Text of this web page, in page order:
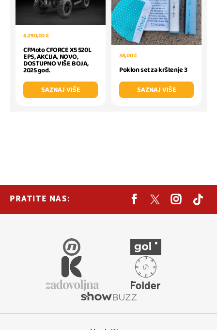
6.290,00 €
CFMoto CFORCE X5 520L
EPS, AKCIJA, NOVO,
DOSTUPNO VIŠE BOJA,
2025 god.
SAZNAJ VIŠE
38,00 €
Poklon set za krštenje 3
SAZNAJ VIŠE
PRATITE NAS: